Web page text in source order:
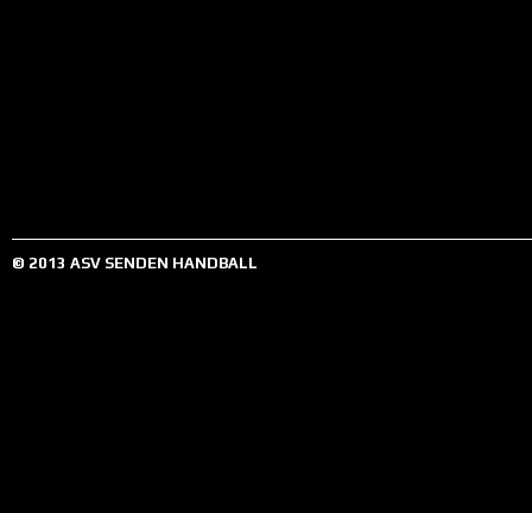
© 2013 ASV SENDEN HANDBALL